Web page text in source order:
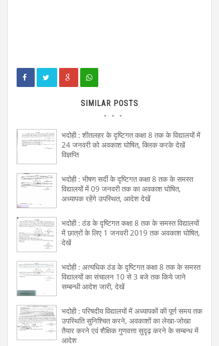
SIMILAR POSTS
भदोही : शीतलहर के दृष्टिगत कक्षा 8 तक के विद्यालयों में
24 जनवरी को अवकाश घोषित, क्लिक करके देखें
विज्ञप्ति
भदोही : भीषण सर्दी के दृष्टिगत कक्षा 8 तक के समस्त
विद्यालयों में 09 जनवरी तक का अवकाश घोषित,
अध्यापक रहेंगे उपस्थित, आदेश देखें
भदोही : ठंड के दृष्टिगत कक्षा 8 तक के समस्त विद्यालयों
में छात्रों के लिए 1 जनवरी 2019 तक अवकाश घोषित,
देखें
भदोही : अत्यधिक ठंड के दृष्टिगत कक्षा 8 तक के समस्त
विद्यालयों का संचालन 10 से 3 बजे तक किये जाने
सम्बन्धी आदेश जारी, देखें
भदोही : परिषदीय विद्यालयों में अध्यापकों की पूर्ण समय तक
उपस्थिति सुनिश्चित करने, अवकाशों का लेखा-जोखा
तैयार करने एवं शैक्षिक गुणवत्ता सुदृढ़ करने के सम्बन्ध में
आदेश